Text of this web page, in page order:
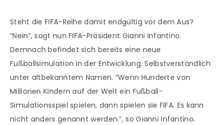
Steht die FIFA-Reihe damit endgültig vor dem Aus?
“Nein”, sagt nun FIFA-Präsident Gianni Infantino.
Demnach befindet sich bereits eine neue
Fußballsimulation in der Entwicklung. Selbstverständlich
unter altbekanntem Namen. “Wenn Hunderte von
Millionen Kindern auf der Welt ein Fußball-
Simulationsspiel spielen, dann spielen sie FIFA. Es kann
nicht anders genannt werden.”, so Gianni Infantino.